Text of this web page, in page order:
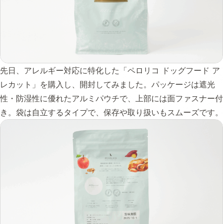
先日、アレルギー対応に特化した「ペロリコ ドッグフード ア
レカット」を購入し、開封してみました。パッケージは遮光
性・防湿性に優れたアルミパウチで、上部には面ファスナー付
き。袋は自立するタイプで、保存や取り扱いもスムーズです。